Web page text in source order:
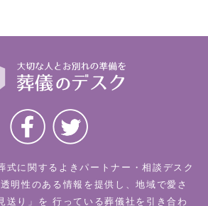
式に関するよきパートナー・相談デスク
明性のある情報を提供し、地域で愛さ
送り」を 行っている葬儀社を引き合わ